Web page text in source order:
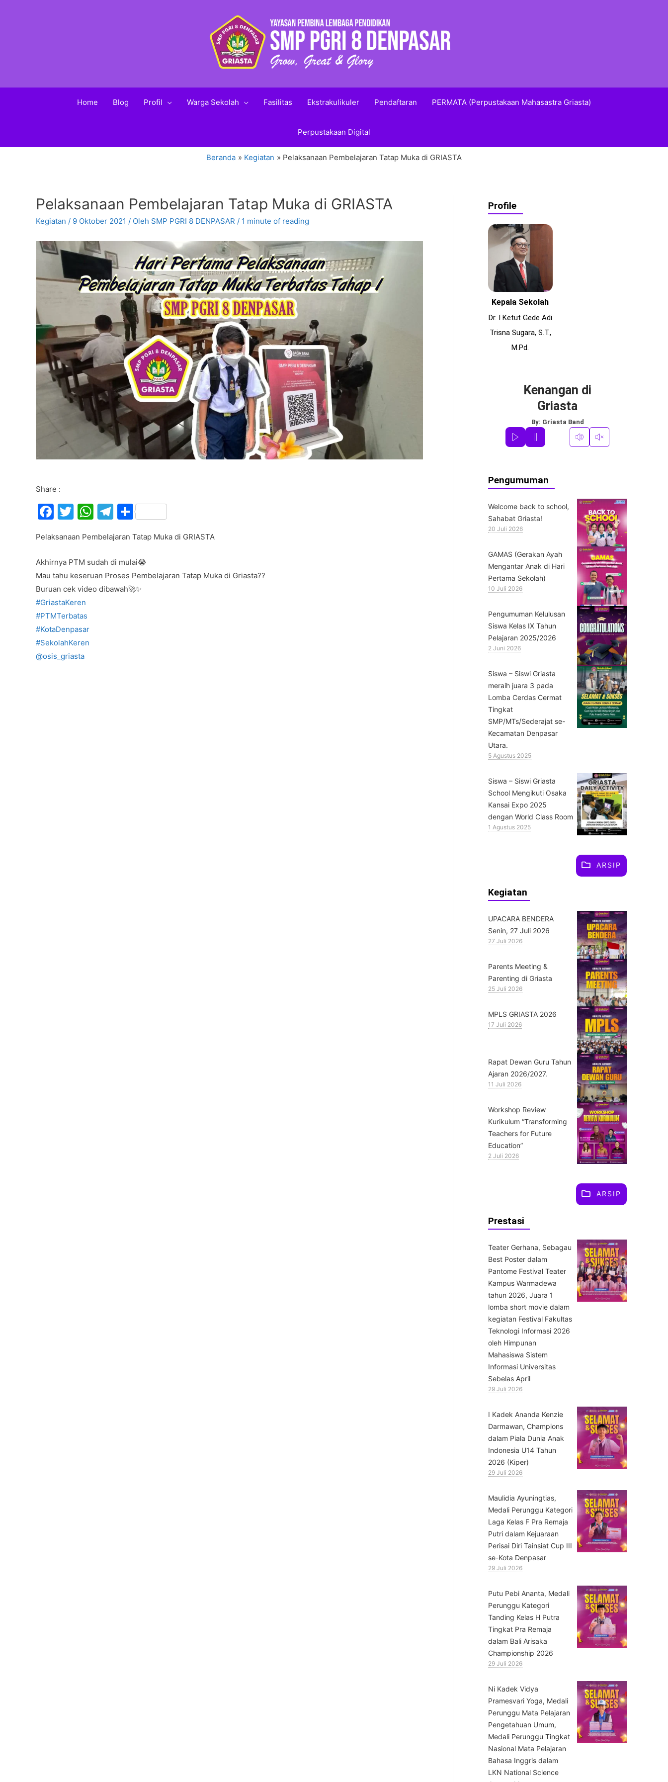
Home Blog Profil Warga Sekolah Fasilitas Ekstrakulikuler Pendaftaran PERMATA (Perpustakaan Mahasastra Griasta)
Perpustakaan Digital
Beranda Kegiatan Pelaksanaan Pembelajaran Tatap Muka di GRIASTA
Pelaksanaan Pembelajaran Tatap Muka di GRIASTA
Kegiatan / 9 Oktober 2021 / Oleh SMP PGRI 8 DENPASAR / 1 minute of reading
Share :
F
c
e
b
o
o
k
T
itt
er
W
at
s
A
p
T
e
gr
a
m
S
ar
e
Pelaksanaan Pembelajaran Tatap Muka di GRIASTA
Akhirnya PTM sudah di mulai😭
Mau tahu keseruan Proses Pembelajaran Tatap Muka di Griasta??
Buruan cek video dibawah🚀✨
#GriastaKeren
#PTMTerbatas
#KotaDenpasar
#SekolahKeren
@osis_griasta
Profile
Kepala Sekolah
Dr. I Ketut Gede Adi
Trisna Sugara, S.T.,
M.Pd.
Kenangan di
Griasta
By: Griasta Band
Pengumuman
Welcome back to school,
Sahabat Griasta!
20 Juli 2026
GAMAS (Gerakan Ayah
Mengantar Anak di Hari
Pertama Sekolah)
10 Juli 2026
Pengumuman Kelulusan
Siswa Kelas IX Tahun
Pelajaran 2025/2026
2 Juni 2026
Siswa – Siswi Griasta
meraih juara 3 pada
Lomba Cerdas Cermat
Tingkat
SMP/MTs/Sederajat se-
Kecamatan Denpasar
Utara.
5 Agustus 2025
Siswa – Siswi Griasta
School Mengikuti Osaka
Kansai Expo 2025
dengan World Class Room
1 Agustus 2025
ARSIP
Kegiatan
UPACARA BENDERA
Senin, 27 Juli 2026
27 Juli 2026
Parents Meeting &
Parenting di Griasta
25 Juli 2026
MPLS GRIASTA 2026
17 Juli 2026
Rapat Dewan Guru Tahun
Ajaran 2026/2027.
11 Juli 2026
Workshop Review
Kurikulum “Transforming
Teachers for Future
Education”
2 Juli 2026
ARSIP
Prestasi
Teater Gerhana, Sebagau
Best Poster dalam
Pantome Festival Teater
Kampus Warmadewa
tahun 2026, Juara 1
lomba short movie dalam
kegiatan Festival Fakultas
Teknologi Informasi 2026
oleh Himpunan
Mahasiswa Sistem
Informasi Universitas
Sebelas April
29 Juli 2026
⁠I Kadek Ananda Kenzie
Darmawan, Champions
dalam Piala Dunia Anak
Indonesia U14 Tahun
2026 (Kiper)
29 Juli 2026
⁠Maulidia Ayuningtias,
Medali Perunggu Kategori
Laga Kelas F Pra Remaja
Putri dalam Kejuaraan
Perisai Diri Tainsiat Cup III
se-Kota Denpasar
29 Juli 2026
Putu Pebi Ananta, Medali
Perunggu Kategori
Tanding Kelas H Putra
Tingkat Pra Remaja
dalam Bali Arisaka
Championship 2026
29 Juli 2026
⁠Ni Kadek Vidya
Pramesvari Yoga, Medali
Perunggu Mata Pelajaran
Pengetahuan Umum,
Medali Perunggu Tingkat
Nasional Mata Pelajaran
Bahasa Inggris dalam
LKN National Science